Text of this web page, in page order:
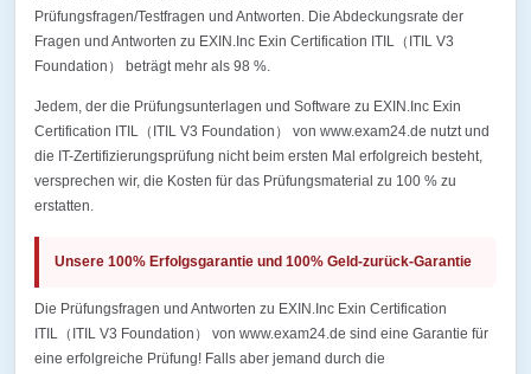
Prüfungsfragen/Testfragen und Antworten. Die Abdeckungsrate der
Fragen und Antworten zu EXIN.Inc Exin Certification ITIL（ITIL V3
Foundation） beträgt mehr als 98 %.
Jedem, der die Prüfungsunterlagen und Software zu EXIN.Inc Exin
Certification ITIL（ITIL V3 Foundation） von www.exam24.de nutzt und
die IT-Zertifizierungsprüfung nicht beim ersten Mal erfolgreich besteht,
versprechen wir, die Kosten für das Prüfungsmaterial zu 100 % zu
erstatten.
Unsere 100% Erfolgsgarantie und 100% Geld-zurück-Garantie
Die Prüfungsfragen und Antworten zu EXIN.Inc Exin Certification
ITIL（ITIL V3 Foundation） von www.exam24.de sind eine Garantie für
eine erfolgreiche Prüfung! Falls aber jemand durch die